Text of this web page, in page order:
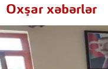
Oxşar xəbərlər